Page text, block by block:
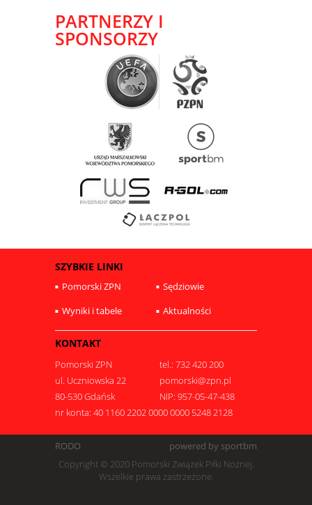
PARTNERZY I
SPONSORZY
SZYBKIE LINKI
Pomorski ZPN
Sędziowie
Wyniki i tabele
Aktualności
KONTAKT
Pomorski ZPN
tel.: 732 420 200
ul. Uczniowska 22
pomorski@zpn.pl
80-530 Gdańsk
NIP: 957-05-47-438
nr konta: 40 1160 2202 0000 0000 5248 2128
RODO
powered by sportbm
Copyright © 2020 Pomorski Związek Piłki Nożnej.
Wszelkie prawa zastrzeżone.